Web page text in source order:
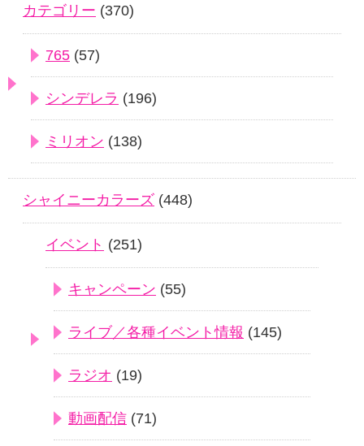
カテゴリー (370)
765 (57)
シンデレラ (196)
ミリオン (138)
シャイニーカラーズ (448)
イベント (251)
キャンペーン (55)
ライブ／各種イベント情報 (145)
ラジオ (19)
動画配信 (71)